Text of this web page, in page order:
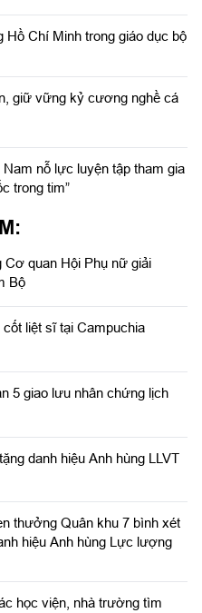
Hồ Chí Minh trong giáo dục bộ
giữ vững kỷ cương nghề cá
nỗ lực luyện tập tham gia
trong tim”
Cơ quan Hội Phụ nữ giải
Bộ
liệt sĩ tại Campuchia
5 giao lưu nhân chứng lịch
danh hiệu Anh hùng LLVT
thưởng Quân khu 7 bình xét
hiệu Anh hùng Lực lượng
học viện, nhà trường tìm